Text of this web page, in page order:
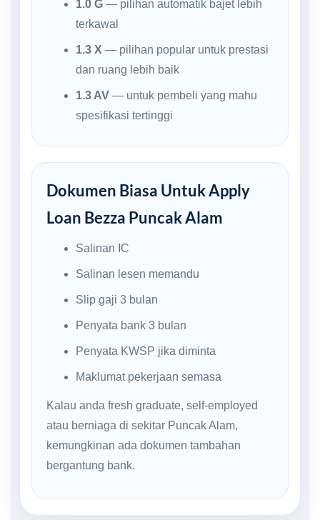
1.0 G— pilihan automatik bajet lebih
terkawal
1.3 X — pilihan popular untuk prestasi
dan ruang lebih baik
1.3 AV— untuk pembeli yang mahu
spesifikasi tertinggi
Dokumen Biasa Untuk Apply
Loan Bezza Puncak Alam
Salinan IC
Salinan lesen memandu
Slip gaji 3 bulan
Penyata bank 3 bulan
Penyata KWSP jika diminta
Maklumat pekerjaan semasa
Kalau anda fresh graduate, self-employed
atau berniaga di sekitar Puncak Alam,
kemungkinan ada dokumen tambahan
bergantung bank.